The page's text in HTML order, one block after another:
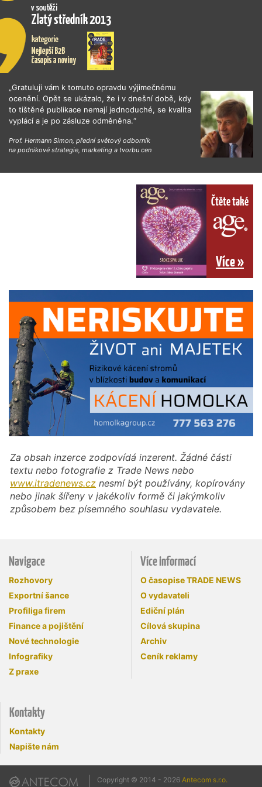
„Gratuluji vám k tomuto opravdu výjimečnému
ocenění. Opět se ukázalo, že i v dnešní době, kdy
to tištěné publikace nemají jednoduché, se kvalita
vyplácí a je po zásluze odměněna.“
Prof. Hermann Simon, přední světový odborník
na podnikové strategie, marketing a tvorbu cen
Čtěte také
Více »
Za obsah inzerce zodpovídá inzerent. Žádné části
textu nebo fotografie z Trade News nebo
www.itradenews.cz nesmí být používány, kopírovány
nebo jinak šířeny v jakékoliv formě či jakýmkoliv
způsobem bez písemného souhlasu vydavatele.
Navigace
Rozhovory
Exportní šance
Profiliga firem
Finance a pojištění
Nové technologie
Infografiky
Z praxe
Více informací
O časopise TRADE NEWS
O vydavateli
Ediční plán
Cílová skupina
Archiv
Ceník reklamy
Kontakty
Kontakty
Napište nám
Copyright © 2014 - 2026 Antecom s.r.o.